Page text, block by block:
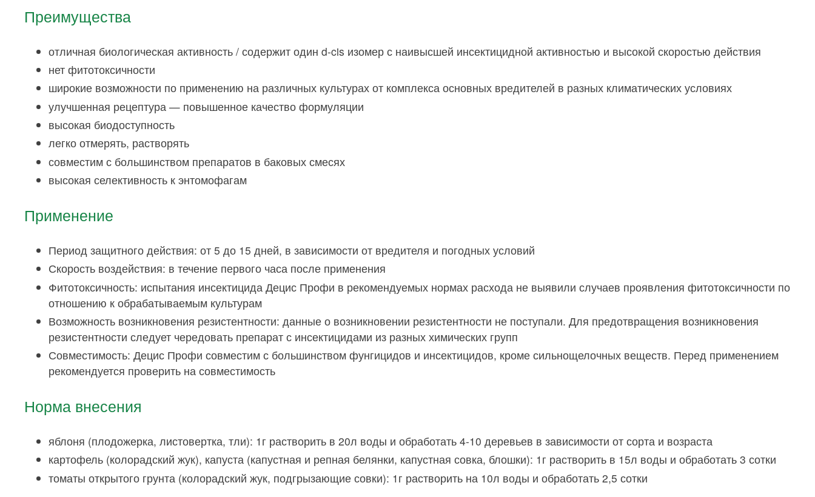
Преимущества
отличная биологическая активность / содержит один d-cis изомер с наивысшей инсектицидной активностью и высокой скоростью действия
нет фитотоксичности
широкие возможности по применению на различных культурах от комплекса основных вредителей в разных климатических условиях
улучшенная рецептура — повышенное качество формуляции
высокая биодоступность
легко отмерять, растворять
совместим с большинством препаратов в баковых смесях
высокая селективность к энтомофагам
Применение
Период защитного действия: от 5 до 15 дней, в зависимости от вредителя и погодных условий
Скорость воздействия: в течение первого часа после применения
Фитотоксичность: испытания инсектицида Децис Профи в рекомендуемых нормах расхода не выявили случаев проявления фитотоксичности по
отношению к обрабатываемым культурам
Возможность возникновения резистентности: данные о возникновении резистентности не поступали. Для предотвращения возникновения
резистентности следует чередовать препарат с инсектицидами из разных химических групп
Совместимость: Децис Профи совместим с большинством фунгицидов и инсектицидов, кроме сильнощелочных веществ. Перед применением
рекомендуется проверить на совместимость
Норма внесения
яблоня (плодожерка, листовертка, тли): 1г растворить в 20л воды и обработать 4-10 деревьев в зависимости от сорта и возраста
картофель (колорадский жук), капуста (капустная и репная белянки, капустная совка, блошки): 1г растворить в 15л воды и обработать 3 сотки
томаты открытого грунта (колорадский жук, подгрызающие совки): 1г растворить на 10л воды и обработать 2,5 сотки​